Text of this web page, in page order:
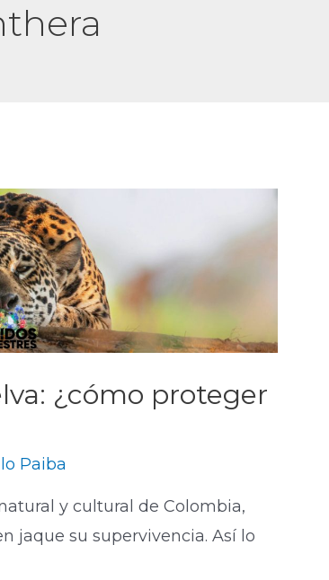
¿cómo proteger
Paiba
y cultural de Colombia,
jaque su supervivencia. Así lo